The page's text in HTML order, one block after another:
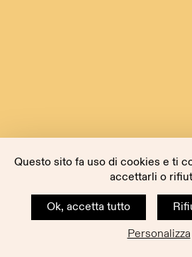
Questo sito fa uso di cookies e ti
accettarli o
Ok, accetta tutto
Personalizza